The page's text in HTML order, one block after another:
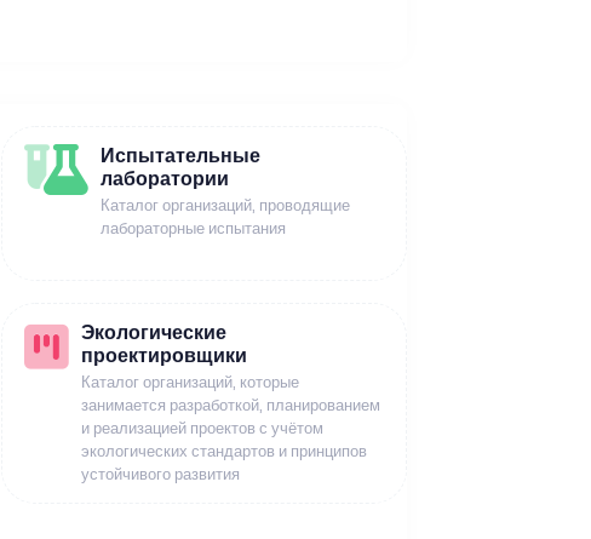
Испытательные
лаборатории
Каталог организаций, проводящие
лабораторные испытания
Экологические
проектировщики
Каталог организаций, которые
занимается разработкой, планированием
и реализацией проектов с учётом
экологических стандартов и принципов
устойчивого развития